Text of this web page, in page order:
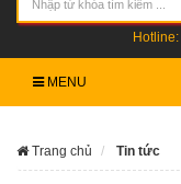
Hotline:
MENU
Trang chủ Tin tức